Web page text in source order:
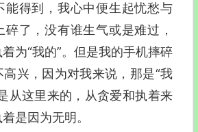
能得到，我心中便生起忧愁与
了，没有谁生气或是难过，
为“我的”。但是我的手机摔碎
高兴，因为对我来说，那是“我
从这里来的，从贪爱和执着来
是因为无明 。